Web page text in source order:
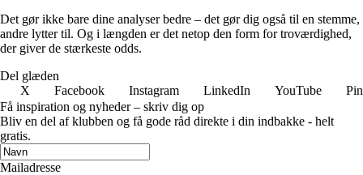
Det gør ikke bare dine analyser bedre – det gør dig også til en stemme,
andre lytter til. Og i længden er det netop den form for troværdighed,
der giver de stærkeste odds.
Del glæden
X
Facebook Instagram LinkedIn YouTube
Få inspiration og nyheder – skriv dig op
Bliv en del af klubben og få gode råd direkte i din indbakke - helt
gratis.
Mailadresse